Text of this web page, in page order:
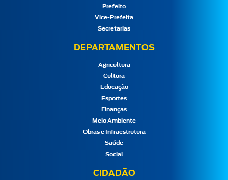
Prefeito
Vice-Prefeita
Secretarias
DEPARTAMENTOS
Agricultura
Cultura
Educação
Esportes
Finanças
Meio Ambiente
Obras e Infraestrutura
Saúde
Social
CIDADÃO